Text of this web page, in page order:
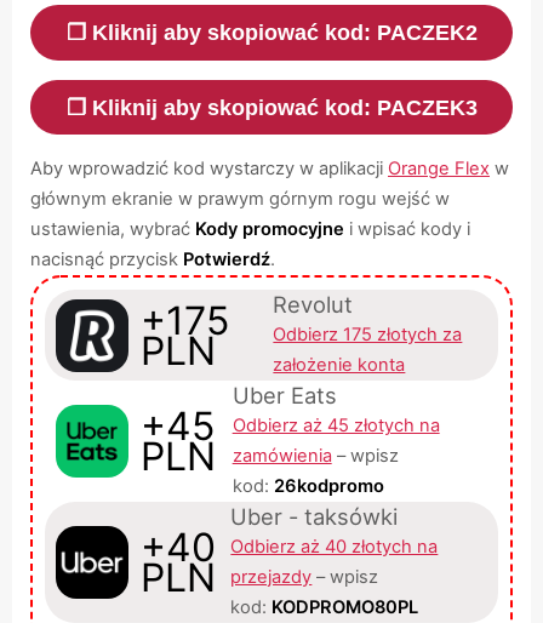
❐ Kliknij aby skopiować kod: PACZEK2
❐ Kliknij aby skopiować kod: PACZEK3
Aby wprowadzić kod wystarczy w aplikacji Orange Flex w
głównym ekranie w prawym górnym rogu wejść w
ustawienia, wybrać Kody promocyjne i wpisać kody i
nacisnąć przycisk Potwierdź.
+175
PLN
Revolut
Odbierz 175 złotych za
założenie konta
+45
PLN
Uber Eats
Odbierz aż 45 złotych na
zamówienia– wpisz
kod: 26kodpromo
+40
PLN
Uber - taksówki
Odbierz aż 40 złotych na
przejazdy – wpisz
kod: KODPROMO80PL